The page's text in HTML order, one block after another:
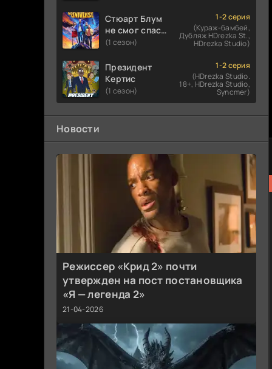
Стюарт Блум
не смог спасти
вселенную
(1 сезон)
1-2 серия
(Кураж-бамбей,
Дубляж HDrezka St.,
HDrezka Studio)
Президент
Кертис
(1 сезон)
1-2 серия
(HDrezka Studio.
18+, HDrezka Studio,
Syncmer)
Новости
Режиссер «Крид 2» почти
утвержден на пост постановщика
«Я — легенда 2»
21-04-2026